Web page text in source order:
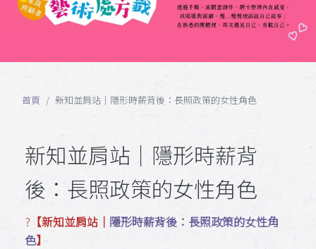
首頁 新知並肩站｜隱形時薪背後：長照政策的女性角色
新知並肩站｜隱形時薪背
後：長照政策的女性角色
?️ 【新知並肩站｜ 隱形時薪背後：長照政策的女性角
色】